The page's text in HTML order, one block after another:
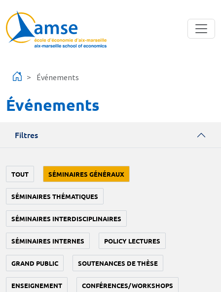
Événements
Événements
Filtres
TOUT SÉMINAIRES GÉNÉRAUX
SÉMINAIRES THÉMATIQUES
SÉMINAIRES INTERDISCIPLINAIRES
SÉMINAIRES INTERNES POLICY LECTURES
GRAND PUBLIC SOUTENANCES DE THÈSE
ENSEIGNEMENT CONFÉRENCES/WORKSHOPS